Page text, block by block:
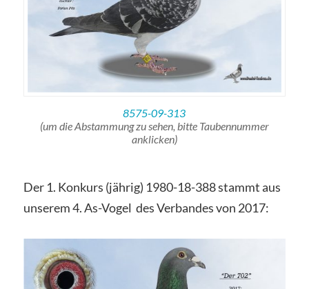
8575-09-313
(um die Abstammung zu sehen, bitte Taubennummer
anklicken)
Der 1. Konkurs (jährig) 1980-18-388 stammt aus
unserem 4. As-Vogel des Verbandes von 2017: